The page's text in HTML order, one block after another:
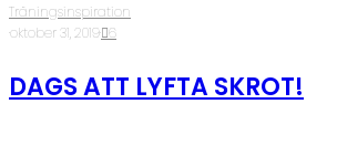
Träningsinspiration
·oktober 31, 2019· 6
DAGS ATT LYFTA SKROT!